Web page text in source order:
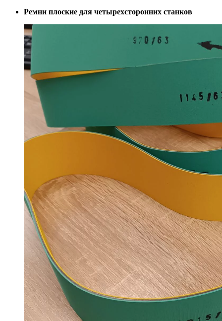
Ремни плоские для четырехсторонних станков